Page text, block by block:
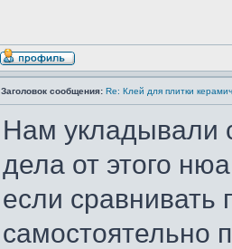
Заголовок сообщения: Re: Клей для плитки
Нам укладывали
дела от этого
если сравнивать
самостоятельно